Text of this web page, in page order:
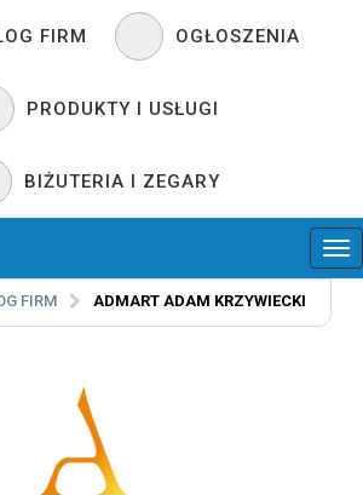
FIRM OGŁOSZENIA
PRODUKTY I USŁUGI
BIŻUTERIA I ZEGARY
FIRM ADMART ADAM KRZYWIECKI